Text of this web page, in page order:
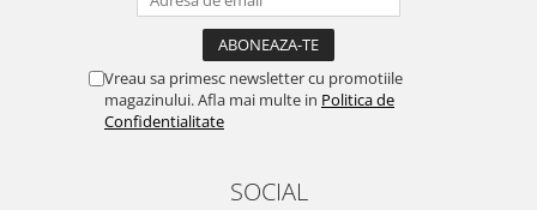
Vreau sa primesc newsletter cu promotiile
magazinului. Afla mai multe in Politica de
Confidentialitate
SOCIAL